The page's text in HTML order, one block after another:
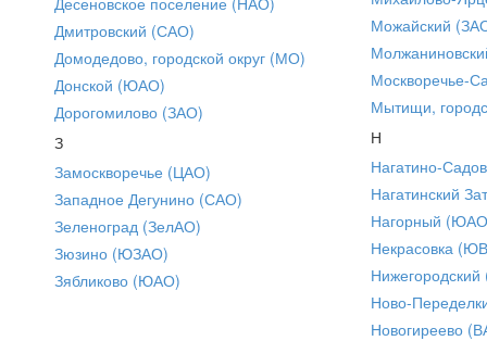
Дмитровский (САО)
Домодедово, городской округ (МО)
Донской (ЮАО)
Дорогомилово (ЗАО)
З
Замоскворечье (ЦАО)
Западное Дегунино (САО)
Зеленоград (ЗелАО)
Зюзино (ЮЗАО)
Зябликово (ЮАО)
Можайский
Москворечье-
Мытищи,
Н
Нагатино-
Нагатинский
Нагорный
Некрасовка
Ново-
Новогиреево